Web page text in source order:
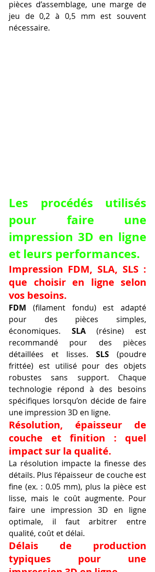
pièces d’assemblage, une marge de
jeu de 0,2 à 0,5 mm est souvent
nécessaire.
Les procédés utilisés
pour faire une
impression 3D en ligne
et leurs performances.
Impression FDM, SLA, SLS :
que choisir en ligne selon
vos besoins.
FDM (filament fondu) est adapté
pour des pièces simples,
économiques. SLA (résine) est
recommandé pour des pièces
détaillées et lisses. SLS (poudre
frittée) est utilisé pour des objets
robustes sans support. Chaque
technologie répond à des besoins
spécifiques lorsqu’on décide de faire
une impression 3D en ligne.
Résolution, épaisseur de
couche et finition : quel
impact sur la qualité.
La résolution impacte la finesse des
détails. Plus l’épaisseur de couche est
fine (ex. : 0.05 mm), plus la pièce est
lisse, mais le coût augmente. Pour
faire une impression 3D en ligne
optimale, il faut arbitrer entre
qualité, coût et délai.
Délais de production
typiques pour une